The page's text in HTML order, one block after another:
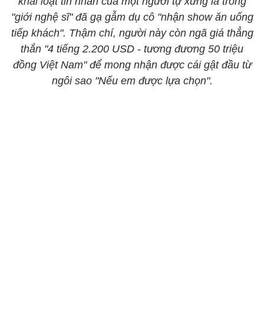
"giới nghệ sĩ" đã gạ gẫm dụ cô "nhận show ăn uống
tiếp khách". Thậm chí, người này còn ngã giá thẳng
thắn "4 tiếng 2.200 USD - tương đương 50 triệu
đồng Việt Nam" để mong nhận được cái gật đầu từ
ngôi sao "Nếu em được lựa chọn".